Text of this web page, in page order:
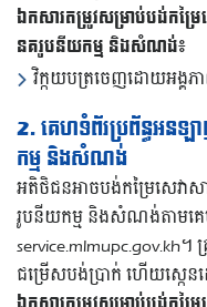
ឯកសារតម្រូវសម្រាប់បង់កម្រ
នគរូបនីយកម្ម និងសំណង់៖
វិក្កយបត្រចេញដោយអង្គ
2. គេហទំព័រប្រព័ន្ធអន
កម្ម និងសំណង់
អតិថិជនអាចបង់កម្រៃសេវា
រូបនីយកម្ម និងសំណង់តាមគេ
service.mlmupc.gov.kh។
ជម្រើសបង់ប្រាក់ ហើយស្កេន